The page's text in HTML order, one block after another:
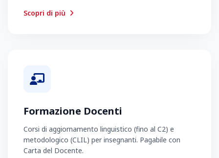
Scopri di più
Formazione Docenti
Corsi di aggiornamento linguistico (fino al C2) e
metodologico (CLIL) per insegnanti. Pagabile con
Carta del Docente.